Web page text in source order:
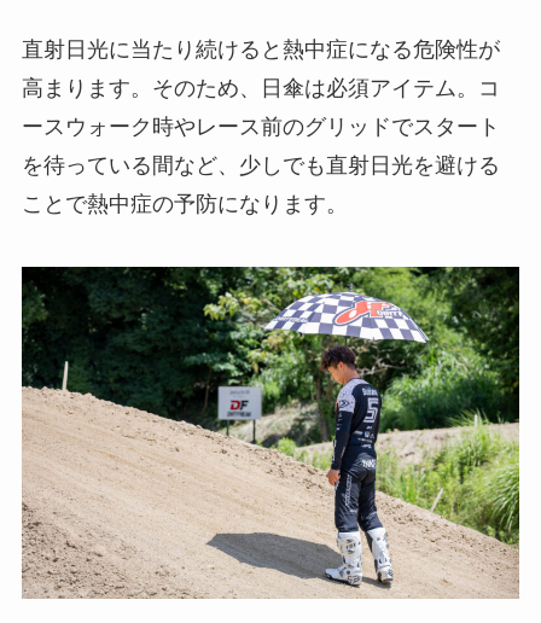
直射日光に当たり続けると熱中症になる危険性が
高まります。そのため、日傘は必須アイテム。コ
ースウォーク時やレース前のグリッドでスタート
を待っている間など、少しでも直射日光を避ける
ことで熱中症の予防になります。